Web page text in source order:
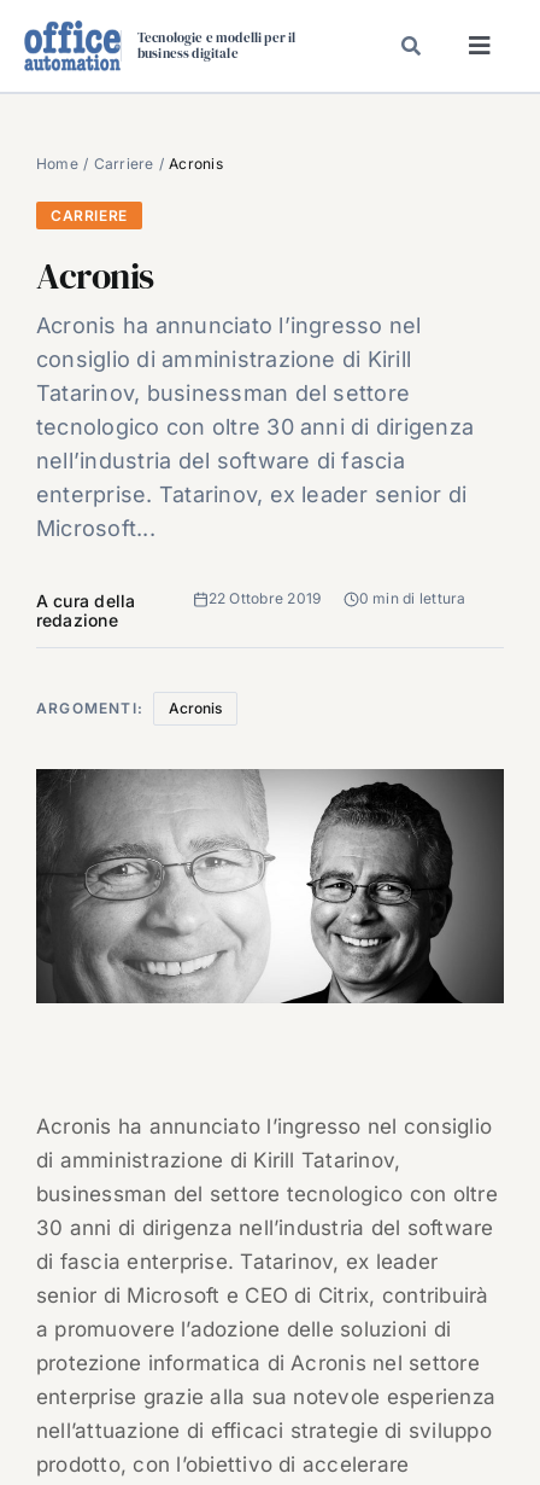
Tecnologie e modelli per il
business digitale
SPECIAL PAPER
TAVOLE ROTONDE DI REDAZIONE
CARRIERE
VIDEO
EVENTI
CHI SIAMO
Home Carriere Acronis
CARRIERE
Acronis
Acronis ha annunciato l’ingresso nel
consiglio di amministrazione di Kirill
Tatarinov, businessman del settore
tecnologico con oltre 30 anni di dirigenza
nell’industria del software di fascia
enterprise. Tatarinov, ex leader senior di
Microsoft...
A cura della
redazione
22 Ottobre 2019 0 min di lettura
ARGOMENTI: Acronis
Acronis ha annunciato l’ingresso nel consiglio
di amministrazione di Kirill Tatarinov,
businessman del settore tecnologico con oltre
30 anni di dirigenza nell’industria del software
di fascia enterprise. Tatarinov, ex leader
senior di Microsoft e CEO di Citrix, contribuirà
a promuovere l’adozione delle soluzioni di
protezione informatica di Acronis nel settore
enterprise grazie alla sua notevole esperienza
nell’attuazione di efficaci strategie di sviluppo
prodotto, con l’obiettivo di accelerare